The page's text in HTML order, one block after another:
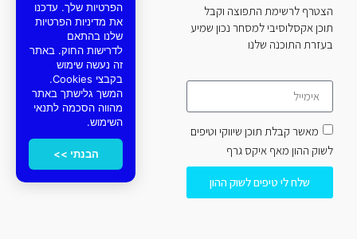
הצטרף לרשימת התפוצה וקבל
תוכן אקסלוסיבי למסחר נכון שמיע
בעזרת התוכנה שלנו
מאשר קבלת תוכן שיווקי וטיפים
לשוק ההון מאף איקס גרף
שלח לי טיפים לשוק ההון
הפרטיות שלך. עדכנו
את מדיניות הפרטיות
שלנו בהתאם
לדרישות החוק. באתר
זה נעשה שימוש
בקבצי Cookies.
המשך גלישתך באתר
מהווה הסכמה לתנאי
השימוש.
הבנתי >>